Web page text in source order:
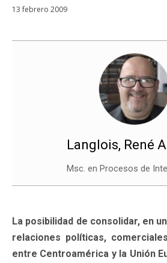
13 febrero 2009
Langlois, René
Msc. en Procesos de
La posibilidad de consolidar, en
relaciones políticas,
entre Centroamérica y la Unión